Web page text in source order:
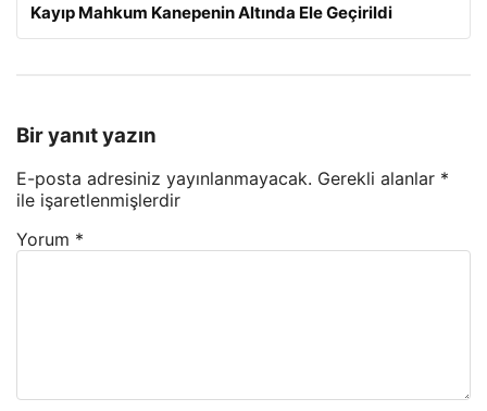
Kayıp Mahkum Kanepenin Altında Ele Geçirildi
Bir yanıt yazın
E-posta adresiniz yayınlanmayacak. Gerekli alanlar *
ile işaretlenmişlerdir
Yorum *